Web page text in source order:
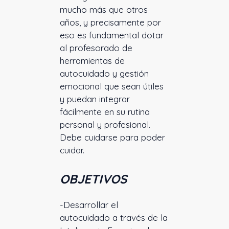
mucho más que otros
años, y precisamente por
eso es fundamental dotar
al profesorado de
herramientas de
autocuidado y gestión
emocional que sean útiles
y puedan integrar
fácilmente en su rutina
personal y profesional.
Debe cuidarse para poder
cuidar.
OBJETIVOS
-Desarrollar el
autocuidado a través de la